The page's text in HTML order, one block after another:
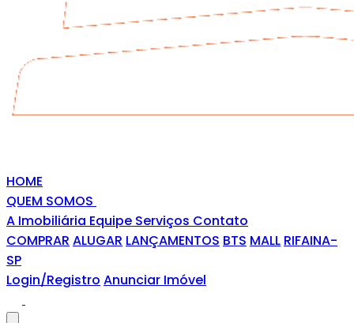
HOME
QUEM SOMOS
A Imobiliária Equipe Serviços Contato
COMPRAR ALUGAR LANÇAMENTOS BTS MALL RIFAINA-
SP
Login/Registro Anunciar Imóvel